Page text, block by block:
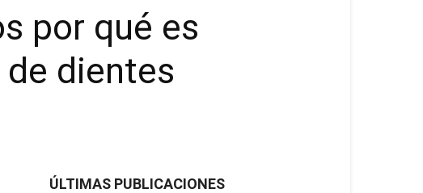
por qué es
dientes
ÚLTIMAS PUBLICACIONES